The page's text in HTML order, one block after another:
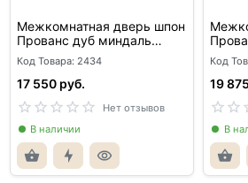
Межкомнатная дверь шпон
Прованс дуб миндаль
глухая
Код Товара: 2434
17 550 руб.
Нет отзывов
В наличии
Код
19
В